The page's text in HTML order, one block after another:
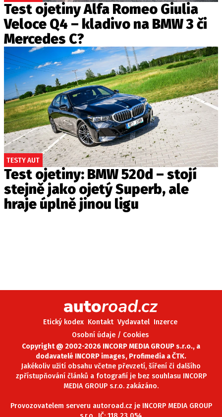
Test ojetiny Alfa Romeo Giulia
Veloce Q4 – kladivo na BMW 3 či
Mercedes C?
TESTY AUT
Test ojetiny: BMW 520d – stojí
stejně jako ojetý Superb, ale
hraje úplně jinou ligu
Etický kodex Kontakt Vydavatel Inzerce
Osobní údaje / Cookies
Copyright @ 2002-2026 INCORP MEDIA GROUP s.r.o., a
dodavatelé INCORP images, Profimedia a ČTK.
Jakékoliv užití obsahu včetne převzetí, šíření či dalšího
zpřístupňování článků a fotografií je bez souhlasu INCORP
MEDIA GROUP s.r.o. zakázáno.
Provozovatelem serveru autoroad.cz je INCORP MEDIA GROUP